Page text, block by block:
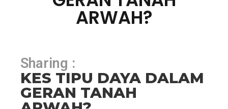
ARWAH?
Sharing :
KES TIPU DAYA DALAM
GERAN TANAH